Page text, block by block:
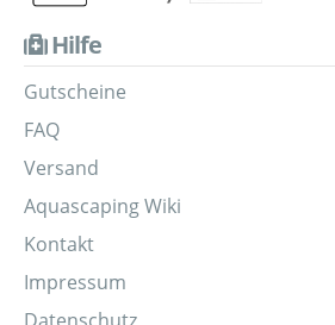
Hilfe
Gutscheine
FAQ
Versand
Aquascaping Wiki
Kontakt
Impressum